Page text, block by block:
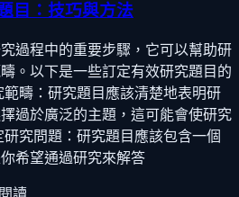
目：技巧與方法
過程中的重要步驟，它可以幫助研
。以下是一些訂定有效研究題目的
疇：研究題目應該清楚地表明研
過於廣泛的主題，這可能會使研究
究問題：研究題目應該包含一個
希望通過研究來解答
讀